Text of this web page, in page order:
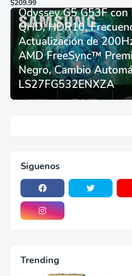
asiento - Logitech
G29/920/923/27/25,
Thrustmaster
T248/X/T300RS/T150/458/TX
$209.99
Odyssey G5 G53F con
QHD, HDR10,
Actualización de
AMD FreeSync™
Negro, Cambio
LS27FG532ENXZA
Siguenos
Trending